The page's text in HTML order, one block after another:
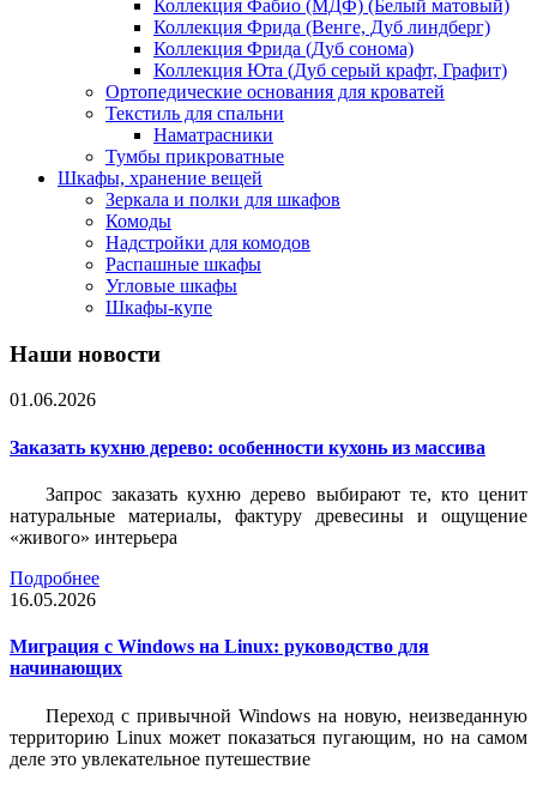
Коллекция Фабио (МДФ) (Белый матовый)
Коллекция Фрида (Венге, Дуб линдберг)
Коллекция Фрида (Дуб сонома)
Коллекция Юта (Дуб серый крафт, Графит)
Ортопедические основания для кроватей
Текстиль для спальни
Наматрасники
Тумбы прикроватные
Шкафы, хранение вещей
Зеркала и полки для шкафов
Комоды
Надстройки для комодов
Распашные шкафы
Угловые шкафы
Шкафы-купе
Наши новости
01.06.2026
Заказать кухню дерево: особенности кухонь из массива
Запрос заказать кухню дерево выбирают те, кто ценит
натуральные материалы, фактуру древесины и ощущение
«живого» интерьера
Подробнее
16.05.2026
Миграция с Windows на Linux: руководство для
начинающих
Переход с привычной Windows на новую, неизведанную
территорию Linux может показаться пугающим, но на самом
деле это увлекательное путешествие